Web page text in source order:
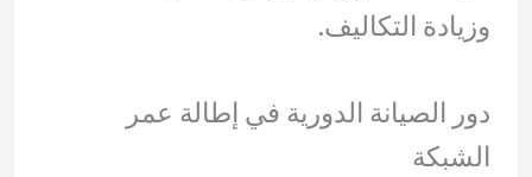
وزيادة التكاليف.
دور الصيانة الدورية في إطالة عمر
الشبكة